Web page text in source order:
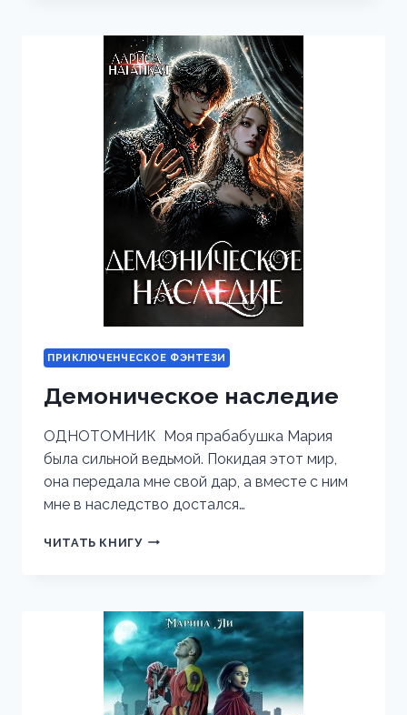
ПРИКЛЮЧЕНЧЕСКОЕ ФЭНТЕЗИ
Демоническое наследие
ОДНОТОМНИК Моя прабабушка Мария
была сильной ведьмой. Покидая этот мир,
она передала мне свой дар, а вместе с ним
мне в наследство достался…
ЧИТАТЬ КНИГУДЕМОНИЧЕСКОЕ